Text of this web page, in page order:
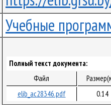
Учебные
Полный текст документа:
Файл
elib_ac28346.pdf
0.14